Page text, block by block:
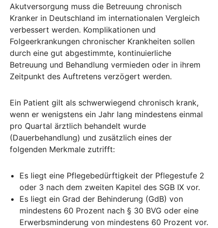
Akutversorgung muss die Betreuung chronisch
Kranker in Deutschland im internationalen Vergleich
verbessert werden. Komplikationen und
Folgeerkrankungen chronischer Krankheiten sollen
durch eine gut abgestimmte, kontinuierliche
Betreuung und Behandlung vermieden oder in ihrem
Zeitpunkt des Auftretens verzögert werden.
Ein Patient gilt als schwerwiegend chronisch krank,
wenn er wenigstens ein Jahr lang mindestens einmal
pro Quartal ärztlich behandelt wurde
(Dauerbehandlung) und zusätzlich eines der
folgenden Merkmale zutrifft:
Es liegt eine Pflegebedürftigkeit der Pflegestufe 2
oder 3 nach dem zweiten Kapitel des SGB IX vor.
Es liegt ein Grad der Behinderung (GdB) von
mindestens 60 Prozent nach § 30 BVG oder eine
Erwerbsminderung von mindestens 60 Prozent vor.